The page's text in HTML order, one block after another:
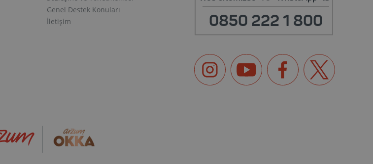
Genel Destek Konuları
İletişim
0850 222 1 800